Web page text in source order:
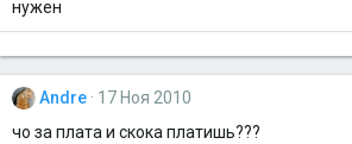
нужен
Andre
17 Ноя 2010
чо за плата и скока платишь???